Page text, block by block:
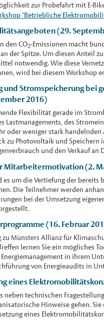
zur Probefahrt mit E-
"Betriebliche
(29.
den CO2-Emissionen macht
der Spitze. Um diesen Anteil
notwendig. Wie diese
wird bei diesem Workshop
und Stromspeicherung bei
2016)
Flexibilität gerade im
Lastmanagements, des
oder weniger stark
zu Photovoltaik und
und den Verkauf an
Mitarbeitermotivation (2.
es um die Vertiefung der
Die Teilnehmer werden
bei der Umsetzung
(16. Februar
Münsters Allianz für
lernen Sie ein mögliches
in ihrem
von Energieaudits in
eines
neben technischen
Hinweise gehen.
eines